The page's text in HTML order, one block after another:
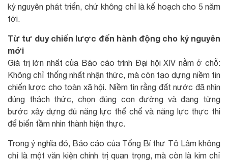
kỷ nguyên phát triển, chứ không chỉ là kế hoạch cho 5 năm
tới.
Từ tư duy chiến lược đến hành động cho kỷ nguyên
mới
Giá trị lớn nhất của Báo cáo trình Đại hội XIV nằm ở chỗ:
Không chỉ thống nhất nhận thức, mà còn tạo dựng niềm tin
chiến lược cho toàn xã hội. Niềm tin rằng đất nước đã nhìn
đúng thách thức, chọn đúng con đường và đang từng
bước xây dựng đủ năng lực thể chế và năng lực thực thi
để biến tầm nhìn thành hiện thực.
Trong ý nghĩa đó, Báo cáo của Tổng Bí thư Tô Lâm không
chỉ là một văn kiện chính trị quan trọng, mà còn là kim chỉ